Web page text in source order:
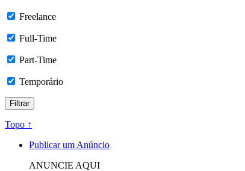
Freelance
Full-Time
Part-Time
Temporário
Topo ↑
Publicar um Anúncio
ANUNCIE AQUI